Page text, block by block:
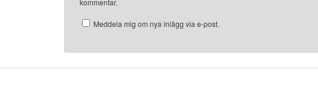
Meddela mig om nya inlägg via e-post.